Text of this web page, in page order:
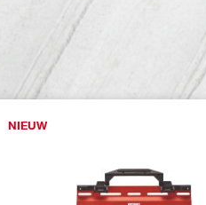
NIEUW